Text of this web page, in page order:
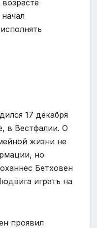
17 декабря
в Вестфалии. О
жизни не
но
Бетховен
играть на
проявил